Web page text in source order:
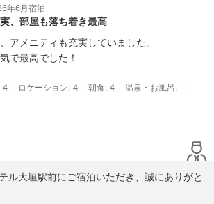
前
にご用意しておりますので、お楽しみいただ
。
フにも温かいご感想をいただき、心より感謝
過ごしいただきたいという思いでお迎えして
きでも心安らいでいただけたことが励みとな
ていただきましたことに、改めて感謝申し上
提供できるよう努めてまいります。
年6月宿泊
、部屋も落ち着き最高
アメニティも充実していました。
で最高でした！
4 | ロケーション: 4 | 朝食: 4 | 温泉・お風呂: - |
ル大垣駅前にご宿泊いただき、誠にありがと
御礼申し上げます。